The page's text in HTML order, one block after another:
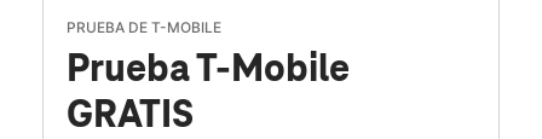
PRUEBA DE T-MOBILE
Prueba T-Mobile
GRATIS